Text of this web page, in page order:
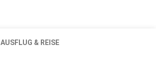
AUSFLUG & REISE